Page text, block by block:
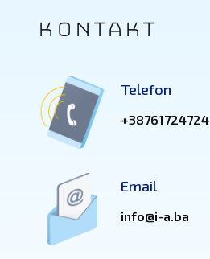
Kontakt
Telefon
+38761724724
Email
info@i-a.ba